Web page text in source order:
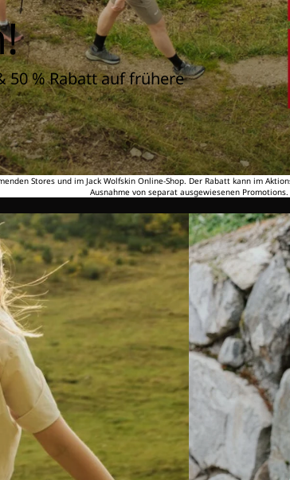
50 % Rabatt auf frühere
Stores und im Jack Wolfskin Online-Shop. Der Rabatt kann im
Ausnahme von separat ausgewiesenen Promotions.